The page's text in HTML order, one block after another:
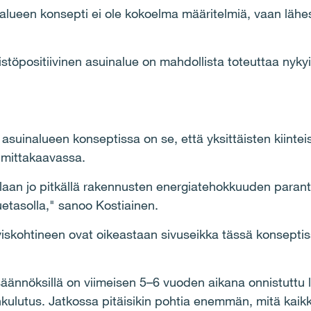
konsepti ei ole kokoelma määritelmiä, vaan
asuinalue on mahdollista toteuttaa
konseptissa on se, että yksittäisten
jo pitkällä rakennusten energiatehokkuuden
sanoo Kostiainen.
ovat oikeastaan sivuseikka tässä
on viimeisen 5–6 vuoden aikana
Jatkossa pitäisikin pohtia enemmän, mitä